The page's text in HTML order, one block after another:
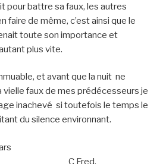
pour battre sa faux, les autres
faire de même, c’est ainsi que le
toute son importance et
plus vite.
et avant que la nuit ne
vielle faux de mes prédécesseurs je
inachevé si toutefois le temps le
du silence environnant.
Fred.